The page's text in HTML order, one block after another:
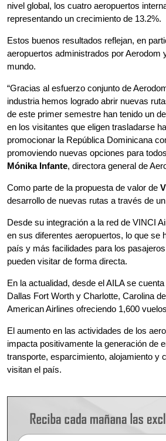
nivel global, los cuatro aeropuertos
representando un crecimiento de 13.2%.
Estos buenos resultados reflejan, en
aeropuertos administrados por
mundo.
“Gracias al esfuerzo conjunto de
industria hemos logrado abrir nuevas
de este primer semestre han tenido un
en los visitantes que eligen trasladarse
promocionar la República Dominicana
promoviendo nuevas opciones para
Mónika Infante, directora general de
Como parte de la propuesta de valor de
desarrollo de nuevas rutas a través de
Desde su integración a la red de VINCI
en sus diferentes aeropuertos, lo que se
país y más facilidades para los
pueden visitar de forma directa.
En la actualidad, desde el AILA se
Dallas Fort Worth y Charlotte, Carolina
American Airlines ofreciendo 1,600
El aumento en las actividades de los
impacta positivamente la generación de
transporte, esparcimiento, alojamiento y
visitan el país.